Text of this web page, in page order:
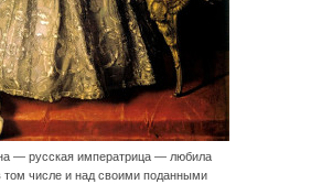
— русская императрица — любила
том числе и над своими поданными